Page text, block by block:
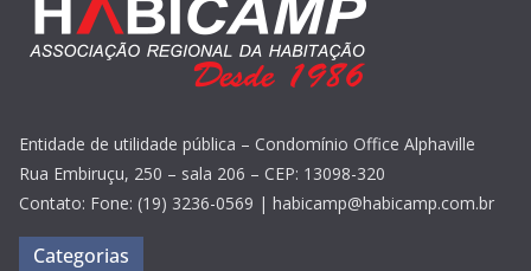
Entidade de utilidade pública – Condomínio Office Alphaville
Rua Embiruçu, 250 – sala 206 – CEP: 13098-320
Contato: Fone: (19) 3236-0569 | habicamp@habicamp.com.br
Categorias